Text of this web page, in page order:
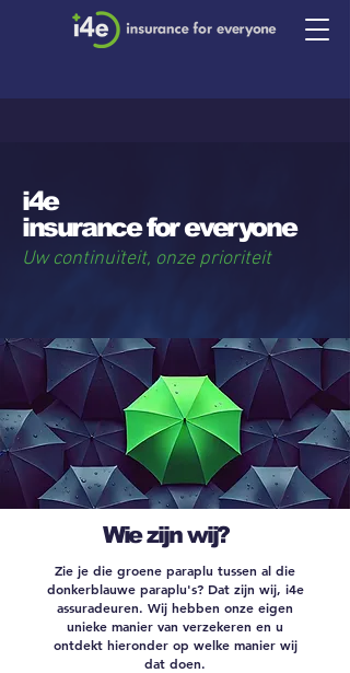
i4e
insurance for everyone
Uw continuïteit, onze prioriteit
Wie zijn wij?
Zie je die groene paraplu tussen al die
donkerblauwe paraplu's? Dat zijn wij, i4e
assuradeuren. Wij hebben onze eigen
unieke manier van verzekeren en u
ontdekt hieronder op welke manier wij
dat doen.